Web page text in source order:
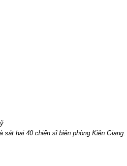
sát hại 40 chiến sĩ biên phòng Kiên Giang.